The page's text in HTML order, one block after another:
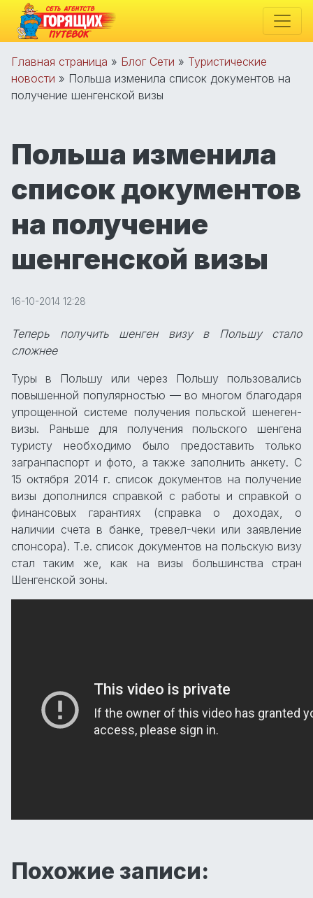
Главная страница » Блог Сети » Туристические
новости » Польша изменила список документов на
получение шенгенской визы
Польша изменила
список документов
на получение
шенгенской визы
16-10-2014 12:28
Теперь получить шенген визу в Польшу стало
сложнее
Туры в Польшу или через Польшу пользовались
повышенной популярностью — во многом благодаря
упрощенной системе получения польской шенеген-
визы. Раньше для получения польского шенгена
туристу необходимо было предоставить только
загранпаспорт и фото, а также заполнить анкету. С
15 октября 2014 г. список документов на получение
визы дополнился справкой с работы и справкой о
финансовых гарантиях (справка о доходах, о
наличии счета в банке, тревел-чеки или заявление
спонсора). Т.е. список документов на польскую визу
стал таким же, как на визы большинства стран
Шенгенской зоны.
Похожие записи: